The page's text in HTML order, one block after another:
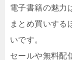
電子書籍の魅力
まとめ買いする
いです。
セールや無料配